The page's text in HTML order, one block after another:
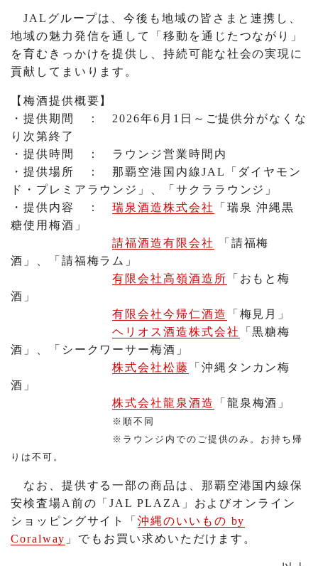
JALグループは、今後も地域の皆さまと連携し、
地域の魅力発信を通して「移動を通じたつながり」
を育むきっかけを提供し、持続可能な社会の実現に
貢献してまいります。
【梅酒提供概要】
・提供期間 ： 2026年6月1日～ご提供分がなくな
り次第終了
・提供時間 ： ラウンジ営業時間内
・提供場所 ： 那覇空港国内線JAL「ダイヤモン
ド・プレミアラウンジ」、「サクララウンジ」
・提供内容 ：瑞泉酒造株式会社
「瑞泉 沖縄黒
糖使用梅酒」
請福酒造有限会社
「請福梅
酒」、「請福梅ラム」
有限会社高嶺酒造所 「おもと梅
酒」
有限会社今帰仁酒造
「梅見月」
ヘリオス酒造株式会社
「黒糖梅
酒」、「シークワーサー梅酒」
株式会社松藤
「沖縄タンカン梅
酒」
株式会社龍泉酒造
「龍泉梅酒」
※順不同
※ラウンジ内でのご提供のみ。お持ち帰
りは不可。
なお、提供する一部の商品は、那覇空港国内線保
安検査場A前の「JAL PLAZA」およびオンライン
ショッピングサイト「沖縄のいいもの by
Coralway 」でもお買い求めいただけます。